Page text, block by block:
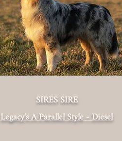
SIRES SIRE
Legacy's A Parallel Style - Diesel